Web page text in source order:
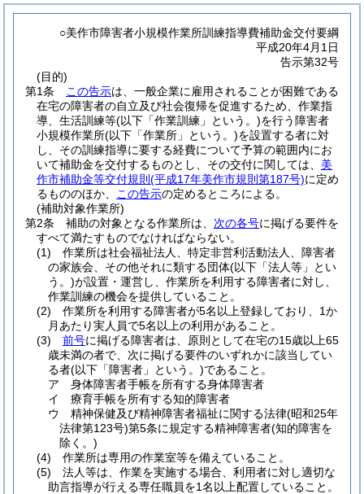
○美作市障害者小規模作業所訓練指導費補助金交付要綱
平成20年4月1日
告示第32号
(目的)
第1条
この告示は、一般企業に雇用されることが困難である
在宅の障害者の自立及び社会復帰を促進するため、作業指
導、生活訓練等(以下「作業訓練」という。)を行う障害者
小規模作業所(以下「作業所」という。)を設置する者に対
し、その訓練指導に要する経費について予算の範囲内にお
いて補助金を交付するものとし、その交付に関しては、 美
作市補助金等交付規則 (平成17年美作市規則第187号)に定め
るもののほか、
この告示の定めるところによる。
(補助対象作業所)
第2条
補助の対象となる作業所は、 次の各号に掲げる要件を
すべて満たすものでなければならない。
(1)
作業所は社会福祉法人、特定非営利活動法人、障害者
の家族会、その他それに類する団体(以下「法人等」とい
う。)が設置・運営し、作業所を利用する障害者に対し、
作業訓練の機会を提供していること。
(2)
作業所を利用する障害者が5名以上登録しており、1か
月あたり実人員で5名以上の利用があること。
(3)
前号に掲げる障害者は、原則として在宅の15歳以上65
歳未満の者で、次に掲げる要件のいずれかに該当してい
る者(以下「障害者」という。)であること。
ア
身体障害者手帳を所有する身体障害者
イ
療育手帳を所有する知的障害者
ウ
精神保健及び精神障害者福祉に関する法律(昭和25年
法律第123号)第5条に規定する精神障害者(知的障害を
除く。)
(4)
作業所は専用の作業室等を備えていること。
(5)
法人等は、作業を実施する場合、利用者に対し適切な
助言指導が行える専任職員を1名以上配置していること。